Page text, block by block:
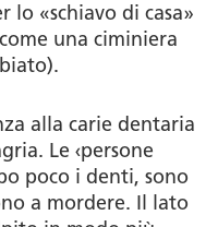
lo «schiavo di casa»
una ciminiera
alla carie dentaria
Le ‹persone
poco i denti, sono
a mordere. Il lato